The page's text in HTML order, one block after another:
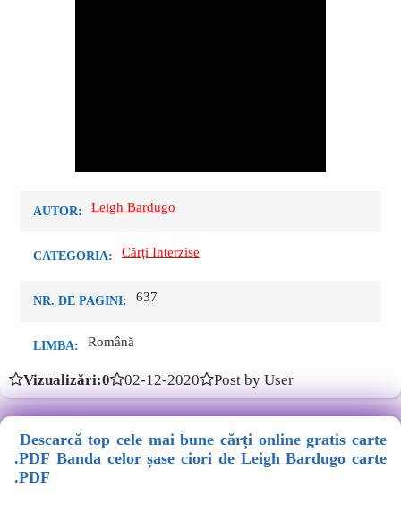
AUTOR: Leigh Bardugo
CATEGORIA: Cărți Interzise
NR. DE PAGINI: 637
LIMBA: Română
Vizualizări:0 02-12-2020 Post by User
Descarcă top cele mai bune cărți online gratis carte
.PDF Banda celor șase ciori de Leigh Bardugo carte
.PDF